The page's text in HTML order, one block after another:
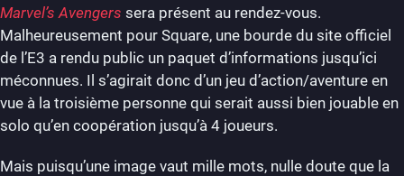
Marvel’s Avengers sera présent au rendez-vous.
Malheureusement pour Square, une bourde du site officiel
de l’E3 a rendu public un paquet d’informations jusqu’ici
méconnues. Il s’agirait donc d’un jeu d’action/aventure en
vue à la troisième personne qui serait aussi bien jouable en
solo qu’en coopération jusqu’à 4 joueurs.
Mais puisqu’une image vaut mille mots, nulle doute que la